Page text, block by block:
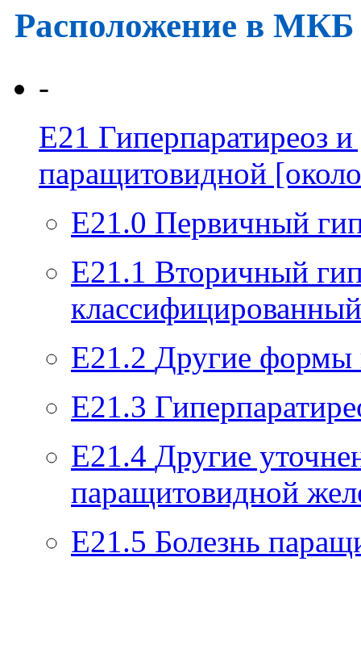
Расположение в
-
E21 Гиперпаратиреоз
паращитовидной
E21.0 Первичный
E21.1 Вторичный
E21.2 Другие формы
E21.3
E21.4 Другие
паращитовидной
E21.5 Болезнь